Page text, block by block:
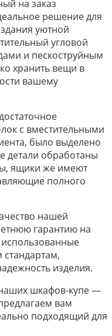
на заказ
решение для
уютной
угловой
и пескоструйным
хранить вещи в
вашему
с вместительными
было выделено
детали обработаны
ящики же имеют
полного
нашей
гарантию на
изделия.
шкафов-купе —
вам
подходящий для